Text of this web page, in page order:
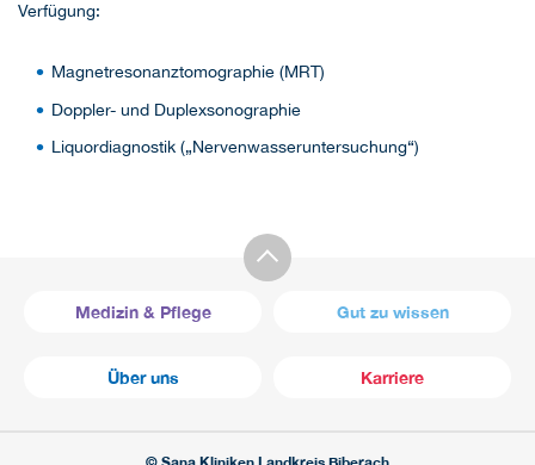
Verfügung:
Magnetresonanztomographie (MRT)
Doppler- und Duplexsonographie
Liquordiagnostik („Nervenwasseruntersuchung“)
Medizin & Pflege Gut zu wissen
Über uns Karriere